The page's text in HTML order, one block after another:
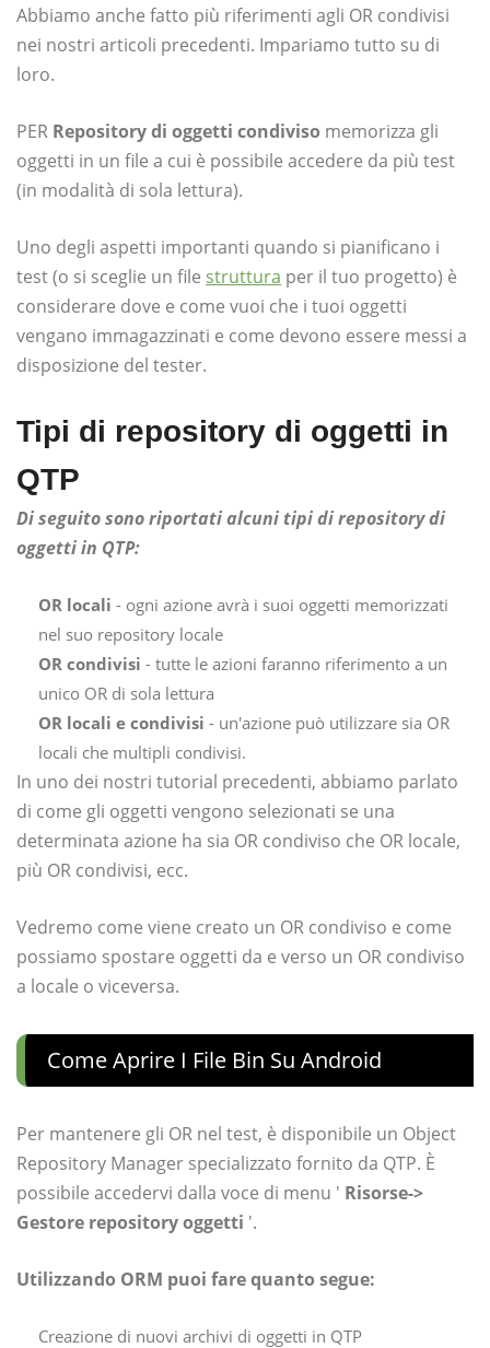
Abbiamo anche fatto più riferimenti agli OR condivisi
nei nostri articoli precedenti. Impariamo tutto su di
loro.
PER Repository di oggetti condiviso memorizza gli
oggetti in un file a cui è possibile accedere da più test
(in modalità di sola lettura).
Uno degli aspetti importanti quando si pianificano i
test (o si sceglie un file struttura per il tuo progetto) è
considerare dove e come vuoi che i tuoi oggetti
vengano immagazzinati e come devono essere messi a
disposizione del tester.
Tipi di repository di oggetti in
QTP
Di seguito sono riportati alcuni tipi di repository di
oggetti in QTP:
OR locali - ogni azione avrà i suoi oggetti memorizzati
nel suo repository locale
OR condivisi - tutte le azioni faranno riferimento a un
unico OR di sola lettura
OR locali e condivisi - un'azione può utilizzare sia OR
locali che multipli condivisi.
In uno dei nostri tutorial precedenti, abbiamo parlato
di come gli oggetti vengono selezionati se una
determinata azione ha sia OR condiviso che OR locale,
più OR condivisi, ecc.
Vedremo come viene creato un OR condiviso e come
possiamo spostare oggetti da e verso un OR condiviso
a locale o viceversa.
Come Aprire I File Bin Su Android
Per mantenere gli OR nel test, è disponibile un Object
Repository Manager specializzato fornito da QTP. È
possibile accedervi dalla voce di menu ' Risorse->
Gestore repository oggetti '.
Utilizzando ORM puoi fare quanto segue:
Creazione di nuovi archivi di oggetti in QTP